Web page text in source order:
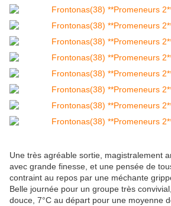
Une très agréable sortie, magistralement
avec grande finesse, et une pensée de
contraint au repos par une méchante
Belle journée pour un groupe très
douce, 7°C au départ pour une moyenne